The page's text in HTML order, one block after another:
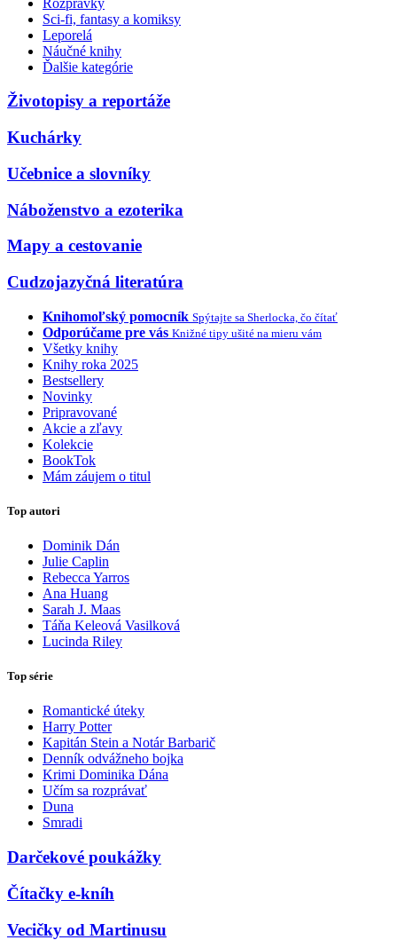
Sci-fi, fantasy a komiksy
Leporelá
Náučné knihy
Ďalšie kategórie
Životopisy a reportáže
Kuchárky
Učebnice a slovníky
Náboženstvo a ezoterika
Mapy a cestovanie
Cudzojazyčná literatúra
Knihomoľský pomocník Spýtajte sa Sherlocka, čo čítať
Odporúčame pre vás Knižné tipy ušité na mieru vám
Všetky knihy
Knihy roka 2025
Bestsellery
Novinky
Pripravované
Akcie a zľavy
Kolekcie
BookTok
Mám záujem o titul
Top autori
Dominik Dán
Julie Caplin
Rebecca Yarros
Ana Huang
Sarah J. Maas
Táňa Keleová Vasilková
Lucinda Riley
Top série
Romantické úteky
Harry Potter
Kapitán Stein a Notár Barbarič
Denník odvážneho bojka
Krimi Dominika Dána
Učím sa rozprávať
Duna
Smradi
Darčekové poukážky
Čítačky e-kníh
Vecičky od Martinusu